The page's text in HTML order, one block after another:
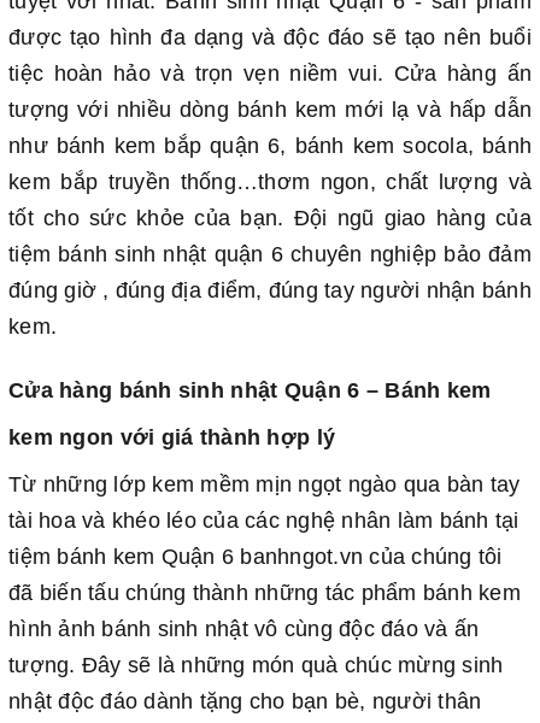
được tạo hình đa dạng và độc đáo sẽ tạo nên buổi
tiệc hoàn hảo và trọn vẹn niềm vui. Cửa hàng ấn
tượng với nhiều dòng bánh kem mới lạ và hấp dẫn
như bánh kem bắp quận 6, bánh kem socola, bánh
kem bắp truyền thống…thơm ngon, chất lượng và
tốt cho sức khỏe của bạn. Đội ngũ giao hàng của
tiệm bánh sinh nhật quận 6 chuyên nghiệp bảo đảm
đúng giờ , đúng địa điểm, đúng tay người nhận bánh
kem.
Cửa hàng bánh sinh nhật Quận 6 – Bánh kem
kem ngon với giá thành hợp lý
Từ những lớp kem mềm mịn ngọt ngào qua bàn tay
tài hoa và khéo léo của các nghệ nhân làm bánh tại
tiệm bánh kem Quận 6 banhngot.vn của chúng tôi
đã biến tấu chúng thành những tác phẩm bánh kem
hình ảnh bánh sinh nhật vô cùng độc đáo và ấn
tượng. Đây sẽ là những món quà chúc mừng sinh
nhật độc đáo dành tặng cho bạn bè, người thân